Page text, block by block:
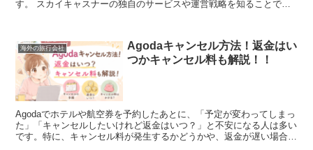
す。 スカイキャスナーの独自のサービスや運営戦略を知ることで、
海外の旅行会社
Agodaキャンセル方法！返金はい
つかキャンセル料も解説！！
Agodaでホテルや航空券を予約したあとに、「予定が変わってしまっ
た」「キャンセルしたいけれど返金はいつ？」と不安になる人は多い
です。特に、キャンセル料が発生するかどうかや、返金が遅い場合の